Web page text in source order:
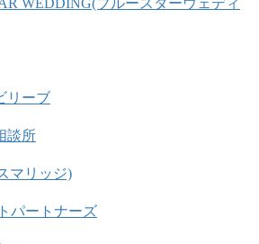
リーブ
談所
マリッジ)
パートナーズ